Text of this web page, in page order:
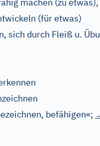
(für etwas)
sich durch Fleiß u.
befähigen«;